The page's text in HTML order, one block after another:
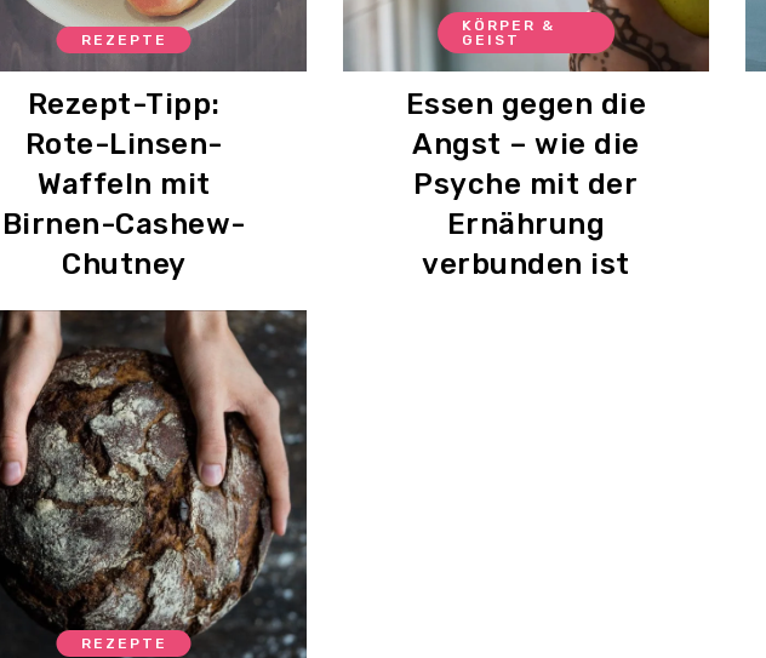
REZEPTE
Rezept-Tipp:
Rote-Linsen-
Waffeln mit
Birnen-Cashew-
Chutney
KÖRPER &
GEIST
Essen gegen die
Angst – wie die
Psyche mit der
Ernährung
verbunden ist
REZEPTE